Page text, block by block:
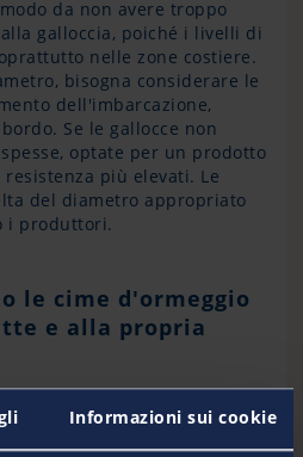
Informazioni sui cookie
da non avere troppo
galloccia, poiché i livelli di
nelle zone costiere.
bisogna considerare le
dell'imbarcazione,
Se le gallocce non
optate per un prodotto
più elevati. Le
del diametro appropriato
i produttori.
le cime d'ormeggio
e alla propria